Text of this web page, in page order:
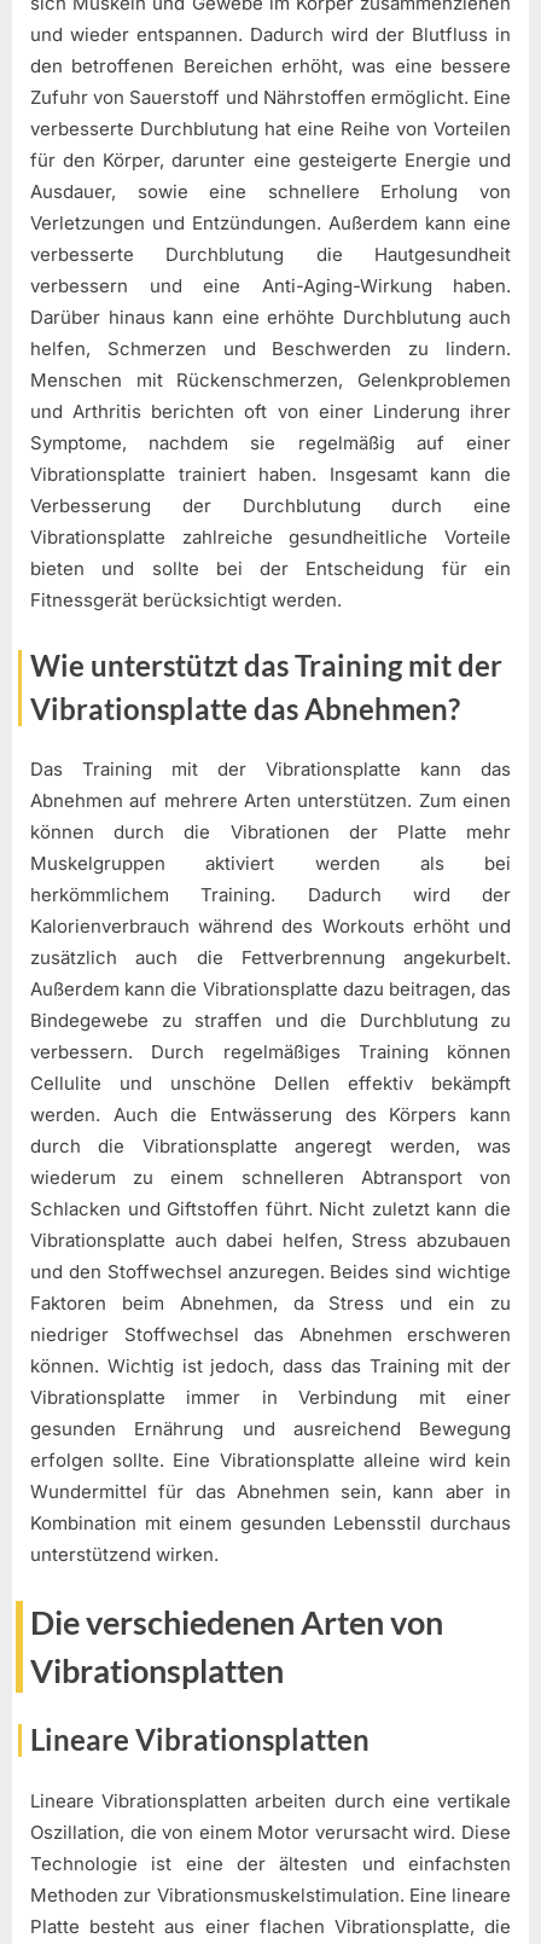
und wieder entspannen. Dadurch wird der Blutfluss in
den betroffenen Bereichen erhöht, was eine bessere
Zufuhr von Sauerstoff und Nährstoffen ermöglicht. Eine
verbesserte Durchblutung hat eine Reihe von Vorteilen
für den Körper, darunter eine gesteigerte Energie und
Ausdauer, sowie eine schnellere Erholung von
Verletzungen und Entzündungen. Außerdem kann eine
verbesserte Durchblutung die Hautgesundheit
verbessern und eine Anti-Aging-Wirkung haben.
Darüber hinaus kann eine erhöhte Durchblutung auch
helfen, Schmerzen und Beschwerden zu lindern.
Menschen mit Rückenschmerzen, Gelenkproblemen
und Arthritis berichten oft von einer Linderung ihrer
Symptome, nachdem sie regelmäßig auf einer
Vibrationsplatte trainiert haben. Insgesamt kann die
Verbesserung der Durchblutung durch eine
Vibrationsplatte zahlreiche gesundheitliche Vorteile
bieten und sollte bei der Entscheidung für ein
Fitnessgerät berücksichtigt werden.
Wie unterstützt das Training mit der
Vibrationsplatte das Abnehmen?
Das Training mit der Vibrationsplatte kann das
Abnehmen auf mehrere Arten unterstützen. Zum einen
können durch die Vibrationen der Platte mehr
Muskelgruppen aktiviert werden als bei
herkömmlichem Training. Dadurch wird der
Kalorienverbrauch während des Workouts erhöht und
zusätzlich auch die Fettverbrennung angekurbelt.
Außerdem kann die Vibrationsplatte dazu beitragen, das
Bindegewebe zu straffen und die Durchblutung zu
verbessern. Durch regelmäßiges Training können
Cellulite und unschöne Dellen effektiv bekämpft
werden. Auch die Entwässerung des Körpers kann
durch die Vibrationsplatte angeregt werden, was
wiederum zu einem schnelleren Abtransport von
Schlacken und Giftstoffen führt. Nicht zuletzt kann die
Vibrationsplatte auch dabei helfen, Stress abzubauen
und den Stoffwechsel anzuregen. Beides sind wichtige
Faktoren beim Abnehmen, da Stress und ein zu
niedriger Stoffwechsel das Abnehmen erschweren
können. Wichtig ist jedoch, dass das Training mit der
Vibrationsplatte immer in Verbindung mit einer
gesunden Ernährung und ausreichend Bewegung
erfolgen sollte. Eine Vibrationsplatte alleine wird kein
Wundermittel für das Abnehmen sein, kann aber in
Kombination mit einem gesunden Lebensstil durchaus
unterstützend wirken.
Die verschiedenen Arten von
Vibrationsplatten
Lineare Vibrationsplatten
Lineare Vibrationsplatten arbeiten durch eine vertikale
Oszillation, die von einem Motor verursacht wird. Diese
Technologie ist eine der ältesten und einfachsten
Methoden zur Vibrationsmuskelstimulation. Eine lineare
Platte besteht aus einer flachen Vibrationsplatte, die